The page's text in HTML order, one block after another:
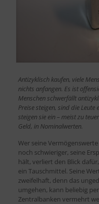
Antizyklisch kaufen, viele
nichts anfangen. Es ist
Menschen schwerfällt
Preise steigen, sind die
steigen sie ein – meist zu
Geld, in Nominalwerten.
Wer seine
noch schwieriger, seine
hält, verliert den Blick
ein Tauschmittel. Seine
zweifelhaft, denn das
umgehen, kann beliebig
Zentralbanken vermehrt